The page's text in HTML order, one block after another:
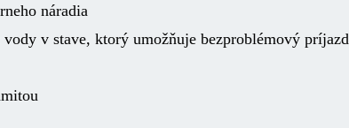
náradia
v stave, ktorý umožňuje bezproblémový príjazd